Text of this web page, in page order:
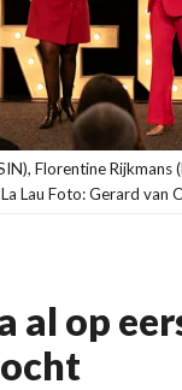
Florentine Rijkmans
Lau Foto: Gerard van
al op